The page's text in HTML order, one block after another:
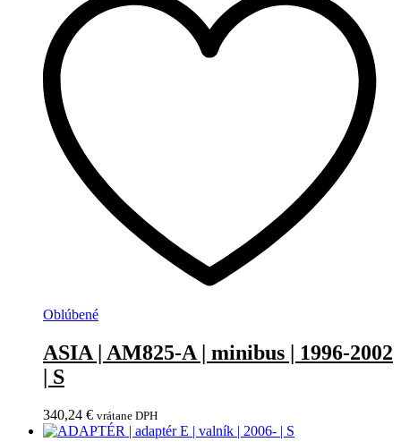
Oblúbené
ASIA | AM825-A | minibus | 1996-2002
| S
340,24 € vrátane DPH